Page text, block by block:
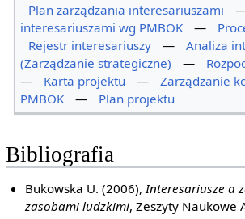
Plan zarządzania interesariuszami
interesariuszami wg PMBOK
—
Rejestr interesariuszy
—
Analiza
(Zarządzanie strategiczne)
—
—
Karta projektu —
Zarządzanie
PMBOK
— Plan projektu
Bibliografia
Bukowska U. (2006), Interesariusze a
zasobami ludzkimi, Zeszyty Naukowe